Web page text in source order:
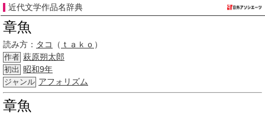
近代文学作品名辞典
章魚
読み方： タコ （ ｔａｋｏ ）
作者 萩原朔太郎
初出 昭和9年
ジャンル アフォリズム
章魚